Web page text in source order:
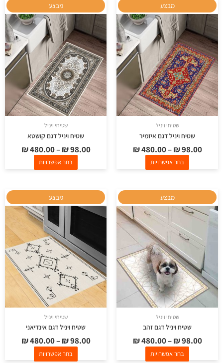
מבצע
שטיחי ויניל
שטיח ויניל דגם איזמיר
₪98.00
–
₪480.00
בחר אפשרויות
זה
יש
מספר
סוגים.
ניתן
לבחור
את
האפשרויות
בעמוד
מבצע
שטיחי ויניל
שטיח ויניל דגם קושטא
₪98.00
–
₪480.00
בחר אפשרויות
זה
יש
מספר
סוגים.
ניתן
לבחור
את
האפשרויות
בעמוד
מבצע
שטיחי ויניל
שטיח ויניל דגם זהב
₪98.00
–
₪480.00
בחר אפשרויות
זה
יש
מספר
סוגים.
ניתן
לבחור
את
האפשרויות
בעמוד
מבצע
שטיחי ויניל
שטיח ויניל דגם אינדיאני
₪98.00
–
₪480.00
בחר אפשרויות
זה
יש
מספר
סוגים.
ניתן
לבחור
את
האפשרויות
בעמוד